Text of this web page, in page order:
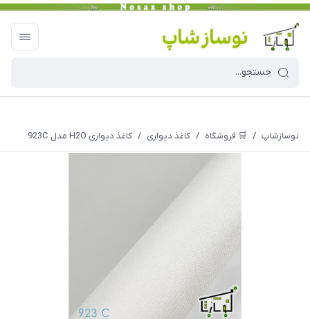
نوسازشاپ / 🛒 فروشگاه / کاغذ دیواری / کاغذ دیواری H2O مدل 923C